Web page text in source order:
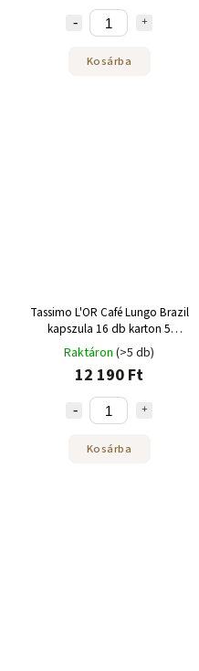
Kosárba
Tassimo L'OR Café Lungo Brazil
kapszula 16 db karton 5
csomag
Raktáron (>5 db)
12 190 Ft
Kosárba